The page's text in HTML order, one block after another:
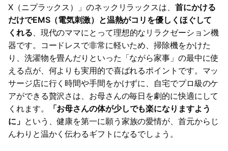
X（ニプラックス）」のネックリラックスは、 首にかける
だけでEMS（電気刺激）と温熱がコリを優しくほぐして
くれる、現代のママにとって理想的なリラクゼーション機
器です。コードレスで非常に軽いため、掃除機をかけた
り、洗濯物を畳んだりといった「ながら家事」の最中に使
える点が、何よりも実用的で喜ばれるポイントです。マッ
サージ店に行く時間や手間をかけずに、自宅でプロ級のケ
アができる贅沢さは、お母さんの毎日を劇的に快適にして
くれます。
「お母さんの体が少しでも楽になりますよう
に」 という、健康を第一に願う家族の愛情が、首元からじ
んわりと温かく伝わるギフトになるでしょう。